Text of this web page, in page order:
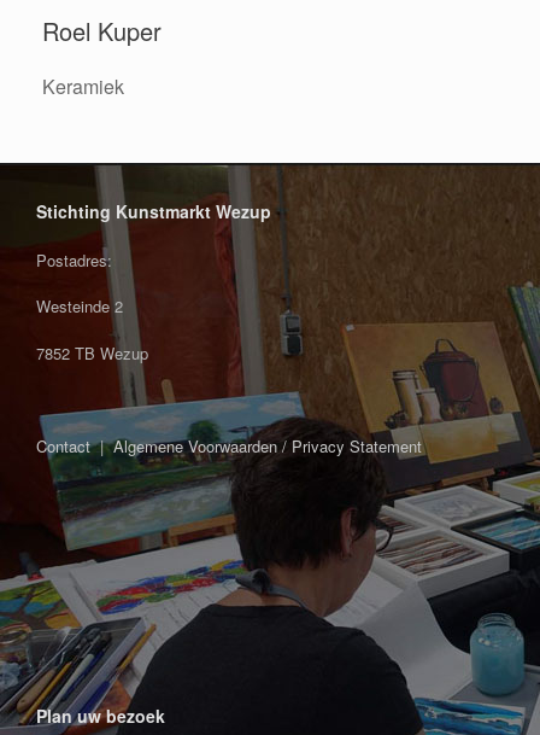
Roel Kuper
Keramiek
Stichting Kunstmarkt Wezup
Postadres:
Westeinde 2
7852 TB Wezup
Contact|Algemene Voorwaarden / Privacy Statement
Plan uw bezoek